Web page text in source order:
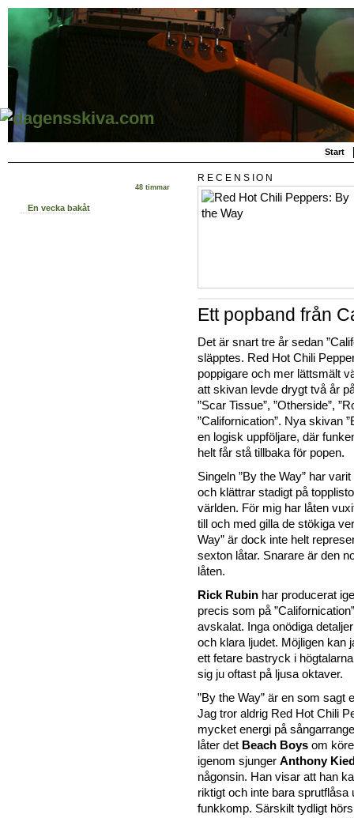
Start
48 timmar
En vecka bakåt
RECENSION
Ett popband från
Det är snart tre år sedan
släpptes. Red Hot Chili
poppigare och mer lättsmält
att skivan levde drygt två år
”Scar Tissue”, ”Otherside”,
”Californication”. Nya skivan
en logisk uppföljare, där
helt får stå tillbaka för popen.
Singeln ”By the Way” har
och klättrar stadigt på
världen. För mig har låten
till och med gilla de stökiga
Way” är dock inte helt
sexton låtar. Snarare är den
låten.
Rick Rubin har producerat
precis som på
avskalat. Inga onödiga
och klara ljudet. Möjligen kan
ett fetare bastryck i
sig ju oftast på ljusa oktaver.
”By the Way” är en som sagt
Jag tror aldrig Red Hot Chili
mycket energi på
låter det Beach Boys om
igenom sjunger Anthony
någonsin. Han visar att han
riktigt och inte bara sprutflåsa
funkkomp. Särskilt tydligt